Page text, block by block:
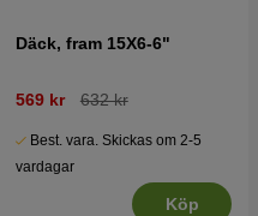
Däck, fram 15X6-6"
569 kr 632 kr
Best. vara. Skickas om 2-5
vardagar
Köp